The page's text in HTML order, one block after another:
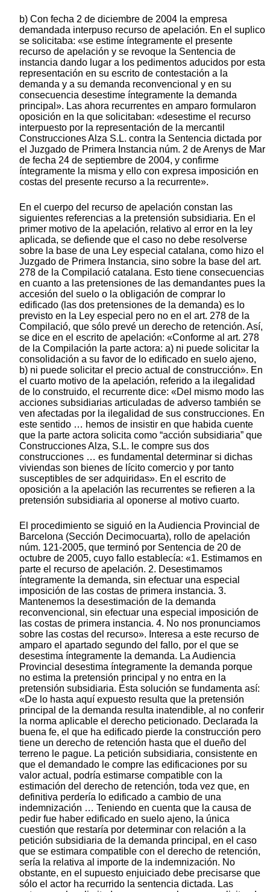
b) Con fecha 2 de diciembre de 2004 la empresa
demandada interpuso recurso de apelación. En el suplico
se solicitaba: «se estime íntegramente el presente
recurso de apelación y se revoque la Sentencia de
instancia dando lugar a los pedimentos aducidos por esta
representación en su escrito de contestación a la
demanda y a su demanda reconvencional y en su
consecuencia desestime íntegramente la demanda
principal». Las ahora recurrentes en amparo formularon
oposición en la que solicitaban: «desestime el recurso
interpuesto por la representación de la mercantil
Construcciones Alza S.L. contra la Sentencia dictada por
el Juzgado de Primera Instancia núm. 2 de Arenys de Mar
de fecha 24 de septiembre de 2004, y confirme
íntegramente la misma y ello con expresa imposición en
costas del presente recurso a la recurrente».
En el cuerpo del recurso de apelación constan las
siguientes referencias a la pretensión subsidiaria. En el
primer motivo de la apelación, relativo al error en la ley
aplicada, se defiende que el caso no debe resolverse
sobre la base de una Ley especial catalana, como hizo el
Juzgado de Primera Instancia, sino sobre la base del art.
278 de la Compilació catalana. Esto tiene consecuencias
en cuanto a las pretensiones de las demandantes pues la
accesión del suelo o la obligación de comprar lo
edificado (las dos pretensiones de la demanda) es lo
previsto en la Ley especial pero no en el art. 278 de la
Compilació, que sólo prevé un derecho de retención. Así,
se dice en el escrito de apelación: «Conforme al art. 278
de la Compilación la parte actora: a) ni puede solicitar la
consolidación a su favor de lo edificado en suelo ajeno,
b) ni puede solicitar el precio actual de construcción». En
el cuarto motivo de la apelación, referido a la ilegalidad
de lo construido, el recurrente dice: «Del mismo modo las
acciones subsidiarias articuladas de adverso también se
ven afectadas por la ilegalidad de sus construcciones. En
este sentido … hemos de insistir en que habida cuente
que la parte actora solicita como “acción subsidiaria” que
Construcciones Alza, S.L. le compre sus dos
construcciones … es fundamental determinar si dichas
viviendas son bienes de lícito comercio y por tanto
susceptibles de ser adquiridas». En el escrito de
oposición a la apelación las recurrentes se refieren a la
pretensión subsidiaria al oponerse al motivo cuarto.
El procedimiento se siguió en la Audiencia Provincial de
Barcelona (Sección Decimocuarta), rollo de apelación
núm. 121-2005, que terminó por Sentencia de 20 de
octubre de 2005, cuyo fallo establecía: «1. Estimamos en
parte el recurso de apelación. 2. Desestimamos
íntegramente la demanda, sin efectuar una especial
imposición de las costas de primera instancia. 3.
Mantenemos la desestimación de la demanda
reconvencional, sin efectuar una especial imposición de
las costas de primera instancia. 4. No nos pronunciamos
sobre las costas del recurso». Interesa a este recurso de
amparo el apartado segundo del fallo, por el que se
desestima íntegramente la demanda. La Audiencia
Provincial desestima íntegramente la demanda porque
no estima la pretensión principal y no entra en la
pretensión subsidiaria. Esta solución se fundamenta así:
«De lo hasta aquí expuesto resulta que la pretensión
principal de la demanda resulta inatendible, al no conferir
la norma aplicable el derecho peticionado. Declarada la
buena fe, el que ha edificado pierde la construcción pero
tiene un derecho de retención hasta que el dueño del
terreno le pague. La petición subsidiaria, consistente en
que el demandado le compre las edificaciones por su
valor actual, podría estimarse compatible con la
estimación del derecho de retención, toda vez que, en
definitiva perdería lo edificado a cambio de una
indemnización … Teniendo en cuenta que la causa de
pedir fue haber edificado en suelo ajeno, la única
cuestión que restaría por determinar con relación a la
petición subsidiaria de la demanda principal, en el caso
que se estimara compatible con el derecho de retención,
sería la relativa al importe de la indemnización. No
obstante, en el supuesto enjuiciado debe precisarse que
sólo el actor ha recurrido la sentencia dictada. Las